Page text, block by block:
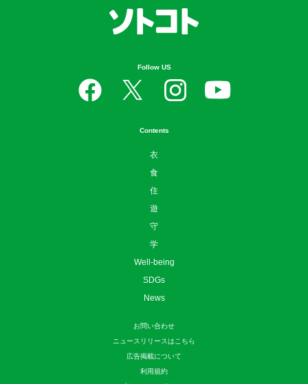
Follow US
Contents
衣
食
住
遊
守
学
Well-being
SDGs
News
お問い合わせ
ニュースリリースはこちら
広告掲載について
利用規約